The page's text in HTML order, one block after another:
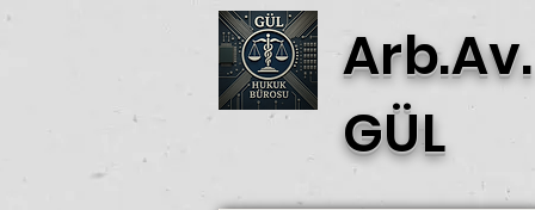
GÜL